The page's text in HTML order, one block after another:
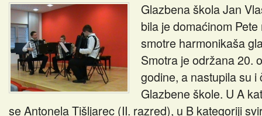
Glazbena škola Jan
bila je domaćinom
smotre harmonikaša
Smotra je održana 20.
godine, a nastupila su
Glazbene škole. U A
se Antonela Tišljarec (II. razred), u B kategoriji